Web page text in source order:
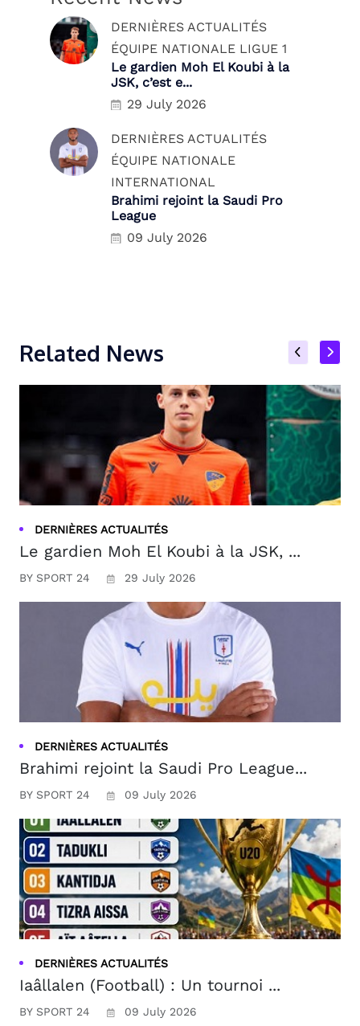
DERNIÈRES ACTUALITÉS
ÉQUIPE NATIONALE LIGUE 1
Le gardien Moh El Koubi à la
JSK, c’est e...
29 July 2026
DERNIÈRES ACTUALITÉS
ÉQUIPE NATIONALE
INTERNATIONAL
Brahimi rejoint la Saudi Pro
League
09 July 2026
Related News
DERNIÈRES ACTUALITÉS
Le gardien Moh El Koubi à la JSK, ...
BY SPORT 24 29 July 2026
DERNIÈRES ACTUALITÉS
Brahimi rejoint la Saudi Pro League...
BY SPORT 24 09 July 2026
DERNIÈRES ACTUALITÉS
Iaâllalen (Football) : Un tournoi ...
BY SPORT 24 09 July 2026